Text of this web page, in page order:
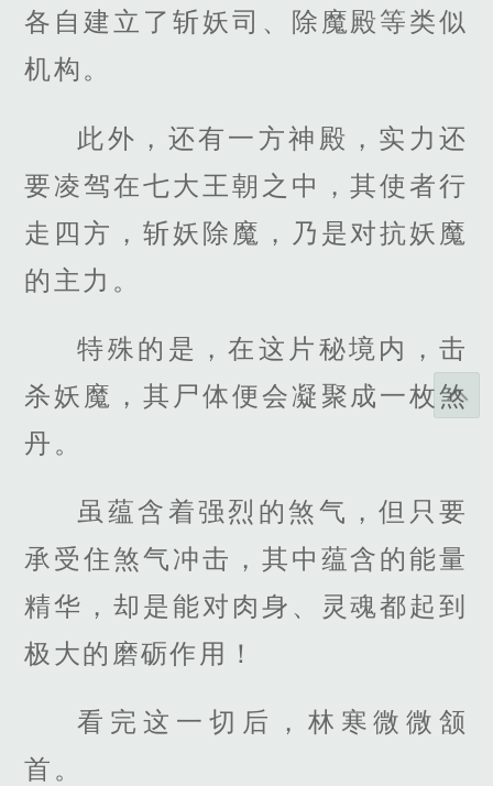
各自建立了斩妖司、除魔殿等类似
机构。
此外，还有一方神殿，实力还
要凌驾在七大王朝之中，其使者行
走四方，斩妖除魔，乃是对抗妖魔
的主力。
特殊的是，在这片秘境内，击
杀妖魔，其尸体便会凝聚成一枚煞
丹。
虽蕴含着强烈的煞气，但只要
承受住煞气冲击，其中蕴含的能量
精华，却是能对肉身、灵魂都起到
极大的磨砺作用！
看完这一切后，林寒微微颔
首。